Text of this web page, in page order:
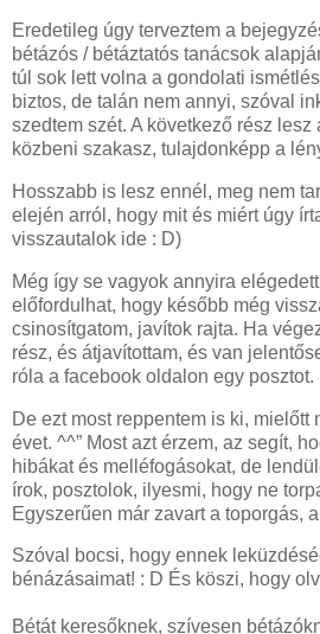
Eredetileg úgy terveztem a
bétázós / bétáztatós tanácsok
túl sok lett volna a gondolati
biztos, de talán nem annyi, szóval
szedtem szét. A következő rész lesz
közbeni szakasz, tulajdonképp a
Hosszabb is lesz ennél, meg nem
elején arról, hogy mit és miért úgy
visszautalok ide : D)
Még így se vagyok annyira
előfordulhat, hogy később még
csinosítgatom, javítok rajta. Ha
rész, és átjavítottam, és van
róla a facebook oldalon egy posztot.
De ezt most reppentem is ki, mielőtt
évet. ^^” Most azt érzem, az segít,
hibákat és melléfogásokat, de
írok, posztolok, ilyesmi, hogy ne
Egyszerűen már zavart a toporgás,
Szóval bocsi, hogy ennek
bénázásaimat! : D És köszi, hogy
Bétát keresőknek, szívesen